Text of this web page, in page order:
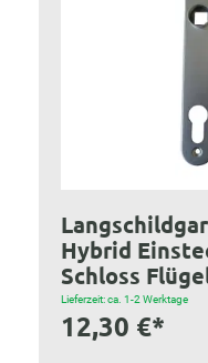
Hybrid
Schloss
Lieferzeit: ca. 1-2 Werktage
12,30 €*